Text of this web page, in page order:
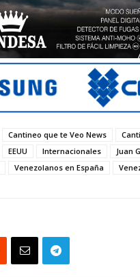
Cantineo que te Veo News
EEUU Internacionales Juan
Venezolanos en España